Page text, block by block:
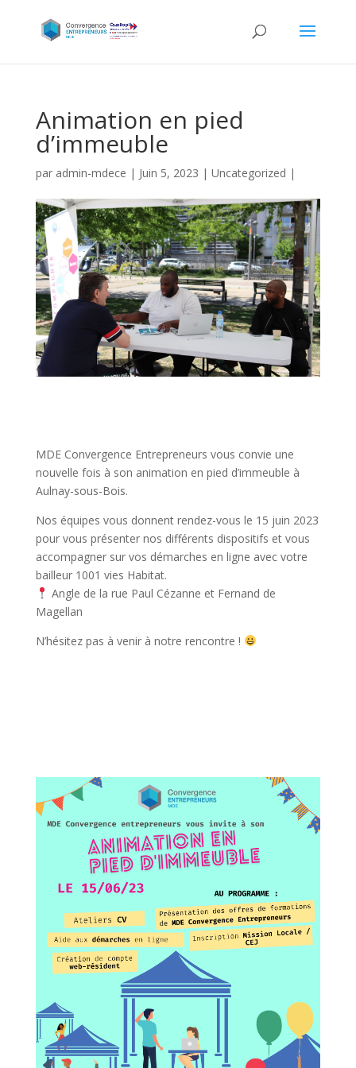
Animation en pied
d’immeuble
par admin-mdece | Juin 5, 2023 | Uncategorized |
MDE Convergence Entrepreneurs vous convie une
nouvelle fois à son animation en pied d’immeuble à
Aulnay-sous-Bois.
Nos équipes vous donnent rendez-vous le 15 juin 2023
pour vous présenter nos différents dispositifs et vous
accompagner sur vos démarches en ligne avec votre
bailleur 1001 vies Habitat.
Angle de la rue Paul Cézanne et Fernand de
Magellan
N’hésitez pas à venir à notre rencontre !